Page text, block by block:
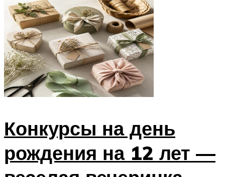
Конкурсы на день
рождения на 12 лет —